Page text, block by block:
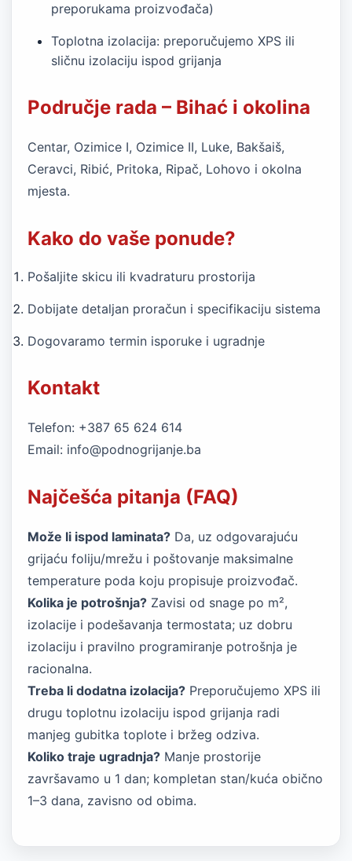
preporukama proizvođača)
Toplotna izolacija: preporučujemo XPS ili
sličnu izolaciju ispod grijanja
Područje rada – Bihać i okolina
Centar, Ozimice I, Ozimice II, Luke, Bakšaiš,
Ceravci, Ribić, Pritoka, Ripač, Lohovo i okolna
mjesta.
Kako do vaše ponude?
Pošaljite skicu ili kvadraturu prostorija
Dobijate detaljan proračun i specifikaciju sistema
Dogovaramo termin isporuke i ugradnje
Kontakt
Telefon: +387 65 624 614
Email: info@podnogrijanje.ba
Najčešća pitanja (FAQ)
Može li ispod laminata? Da, uz odgovarajuću
grijaću foliju/mrežu i poštovanje maksimalne
temperature poda koju propisuje proizvođač.
Kolika je potrošnja? Zavisi od snage po m²,
izolacije i podešavanja termostata; uz dobru
izolaciju i pravilno programiranje potrošnja je
racionalna.
Treba li dodatna izolacija? Preporučujemo XPS ili
drugu toplotnu izolaciju ispod grijanja radi
manjeg gubitka toplote i bržeg odziva.
Koliko traje ugradnja? Manje prostorije
završavamo u 1 dan; kompletan stan/kuća obično
1–3 dana, zavisno od obima.